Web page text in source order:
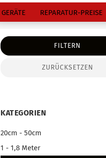
GERÄTE REPARATUR-PREISE
FILTERN
ZURÜCKSETZEN
KATEGORIEN
20cm - 50cm
1 - 1,8 Meter